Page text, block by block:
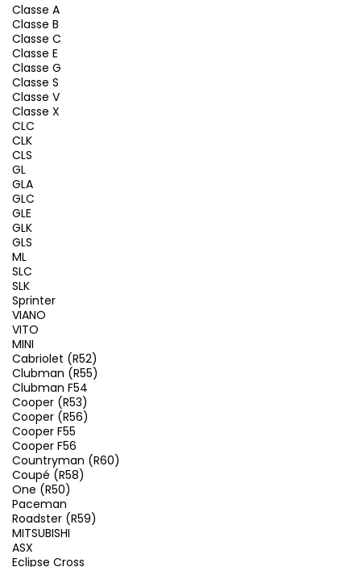
Classe A
Classe B
Classe C
Classe E
Classe G
Classe S
Classe V
Classe X
CLC
CLK
CLS
GL
GLA
GLC
GLE
GLK
GLS
ML
SLC
SLK
Sprinter
VIANO
VITO
MINI
Cabriolet (R52)
Clubman (R55)
Clubman F54
Cooper (R53)
Cooper (R56)
Cooper F55
Cooper F56
Countryman (R60)
Coupé (R58)
One (R50)
Paceman
Roadster (R59)
MITSUBISHI
ASX
Eclipse Cross